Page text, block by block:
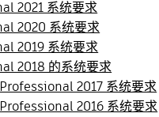
2021 系统要求
2020 系统要求
2019 系统要求
2018 的系统要求
2017 系统要求
2016 系统要求